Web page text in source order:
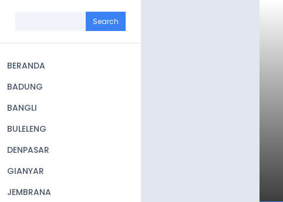
navigation
BERANDA
BADUNG
BANGLI
BULELENG
DENPASAR
GIANYAR
JEMBRANA